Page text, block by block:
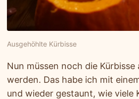
Ausgehöhlte Kürbisse
Nun müssen noch die Kürbisse
werden. Das habe ich mit
und wieder gestaunt, wie viele